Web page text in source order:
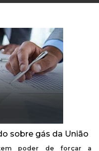
sobre gás da União
poder de forçar a